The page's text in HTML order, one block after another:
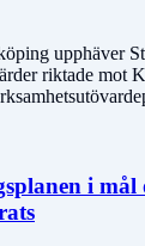
upphäver
riktade mot
i mål